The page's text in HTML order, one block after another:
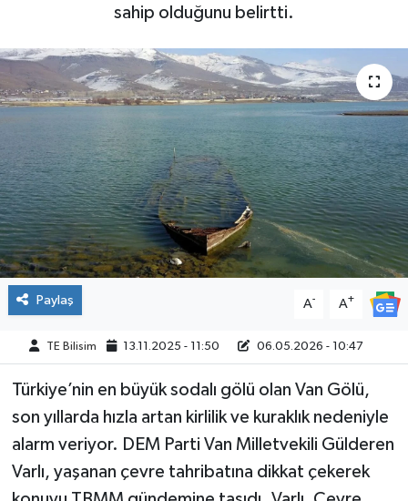
sahip olduğunu belirtti.
Paylaş A- A+
TE Bilisim 13.11.2025 - 11:50 06.05.2026 - 10:47
Türkiye’nin en büyük sodalı gölü olan Van Gölü,
son yıllarda hızla artan kirlilik ve kuraklık nedeniyle
alarm veriyor. DEM Parti Van Milletvekili Gülderen
Varlı, yaşanan çevre tahribatına dikkat çekerek